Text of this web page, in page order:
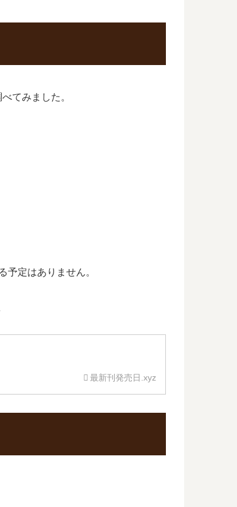
てみました。
予定はありません。
最新刊発売日.xyz